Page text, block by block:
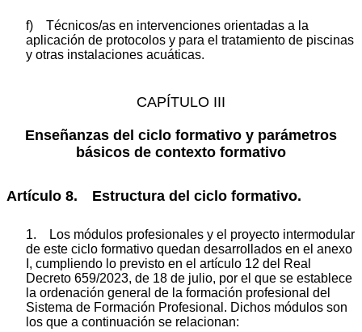
f) Técnicos/as en intervenciones orientadas a la
aplicación de protocolos y para el tratamiento de piscinas
y otras instalaciones acuáticas.
CAPÍTULO III
Enseñanzas del ciclo formativo y parámetros
básicos de contexto formativo
Artículo 8. Estructura del ciclo formativo.
1. Los módulos profesionales y el proyecto intermodular
de este ciclo formativo quedan desarrollados en el anexo
I, cumpliendo lo previsto en el artículo 12 del Real
Decreto 659/2023, de 18 de julio, por el que se establece
la ordenación general de la formación profesional del
Sistema de Formación Profesional. Dichos módulos son
los que a continuación se relacionan: